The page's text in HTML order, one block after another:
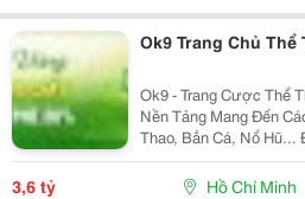
Ok9 Trang Chủ Thể
Ok9 - Trang Cược Thể
Nền Tảng Mang Đến
Thao, Bắn Cá, Nổ Hũ... Địa Chỉ: 2 Ấp Mỹ Hòa 3, Trung
Chánh, Hóc Môn, Hồ
0965368638. Email:
3,6 tỷ Hồ Chí Minh